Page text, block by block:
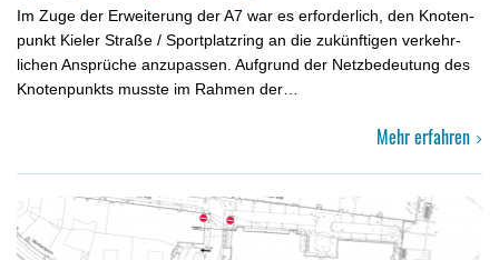
Im Zuge der Erweiterung der A7 war es erforderlich, den Knoten­
punkt Kieler Straße / Sportplatzring an die zukünftigen verkehr­
lich­en Ansprüche anzupassen. Aufgrund der Netzbedeutung des
Kno­ten­punkts musste im Rahmen der…
Mehr erfahren